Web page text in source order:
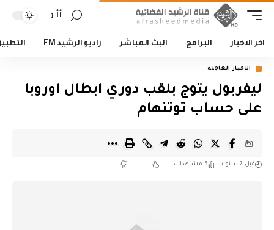
أأ
اخر الاخبار البرامج البث المباشر راديو الرشيد FM
الاخبار العاجلة
ليفربول يتوج بلقب دوري ابطال اوروبا
على حساب توتنهام
قبل 7 سنوات 5 مشاهدات